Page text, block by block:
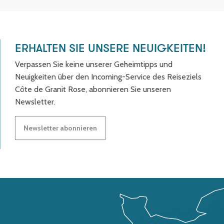
ERHALTEN SIE UNSERE NEUIGKEITEN!
Verpassen Sie keine unserer Geheimtipps und
Neuigkeiten über den Incoming-Service des Reiseziels
Côte de Granit Rose, abonnieren Sie unseren
Newsletter.
Newsletter abonnieren